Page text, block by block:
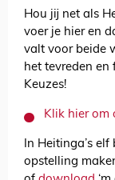
Hou jij net als
voer je hier en
valt voor beide
het tevreden en
Keuzes!
Klik hier om
In Heitinga’s elf
opstelling